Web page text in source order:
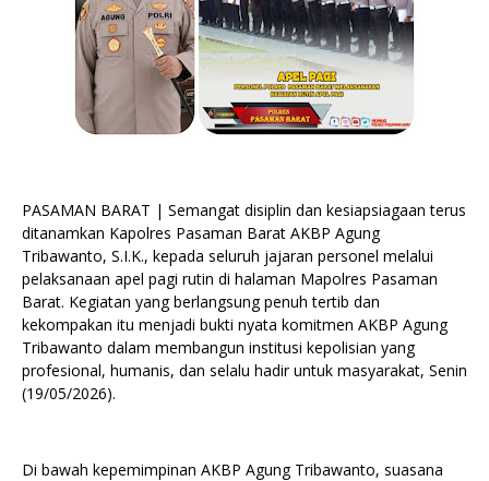
PASAMAN BARAT | Semangat disiplin dan kesiapsiagaan terus
ditanamkan Kapolres Pasaman Barat AKBP Agung
Tribawanto, S.I.K., kepada seluruh jajaran personel melalui
pelaksanaan apel pagi rutin di halaman Mapolres Pasaman
Barat. Kegiatan yang berlangsung penuh tertib dan
kekompakan itu menjadi bukti nyata komitmen AKBP Agung
Tribawanto dalam membangun institusi kepolisian yang
profesional, humanis, dan selalu hadir untuk masyarakat, Senin
(19/05/2026).
Di bawah kepemimpinan AKBP Agung Tribawanto, suasana